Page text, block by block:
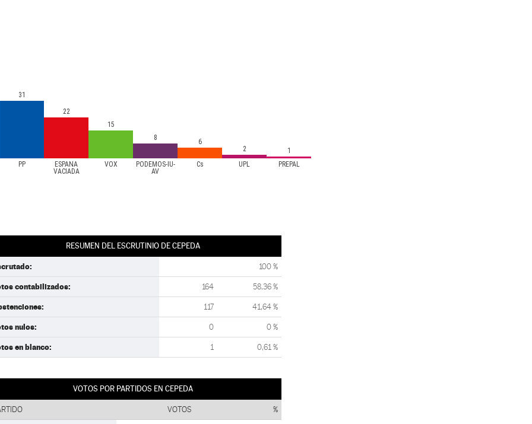
PP
ESPAÑA
VACIADA
VOX
PODEMOS-IU-
AV
Cs UPL PREPAL
31
22
15
8
6
2
1
RESUMEN DEL ESCRUTINIO DE CEPEDA
100 %
contabilizados: 164 58,36 %
117 41,64 %
nulos: 0 0 %
en blanco: 1 0,61 %
VOTOS POR PARTIDOS EN CEPEDA
VOTOS %